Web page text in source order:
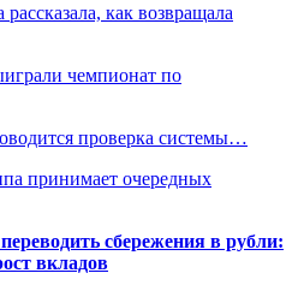
как возвращала
чемпионат по
проверка системы…
принимает очередных
сбережения в рубли:
вкладов